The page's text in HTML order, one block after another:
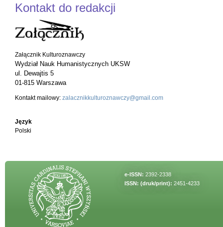
Kontakt do redakcji
Załącznik Kulturoznawczy
Wydział Nauk Humanistycznych UKSW
ul. Dewajtis 5
01-815 Warszawa
Kontakt mailowy: zalacznikkulturoznawczy@gmail.com
Język
Polski
e-ISSN: 2392-2338
ISSN: (druk/print): 2451-4233